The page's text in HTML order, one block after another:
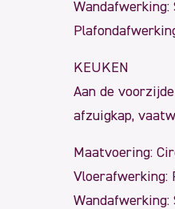
KEUKEN
Aan de
afzuigkap,
Maatvoering:
Vloerafwerking:
Wandafwerking: